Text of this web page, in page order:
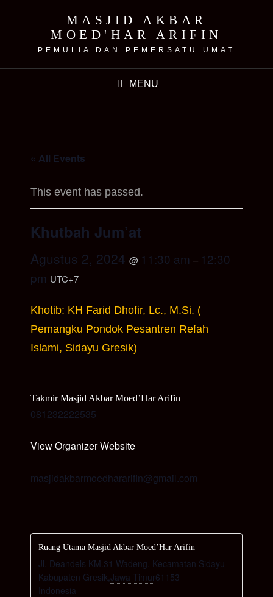
MASJID AKBAR
MOED'HAR ARIFIN
PEMULIA DAN PEMERSATU UMAT
MENU
« All Events
This event has passed.
Khutbah Jum’at
Agustus 2, 2024 @ 11:30 am – 12:30
pm UTC+7
Khotib: KH Farid Dhofir, Lc., M.Si. (
Pemangku Pondok Pesantren Refah
Islami, Sidayu Gresik)
Takmir Masjid Akbar Moed’Har Arifin
081232222535
View Organizer Website
masjidakbarmoedhararifin@gmail.com
Ruang Utama Masjid Akbar Moed’Har Arifin
Jl. Deandels KM.31 Wadeng, Kecamatan Sidayu
Kabupaten Gresik Jawa Timur61153
Indonesia